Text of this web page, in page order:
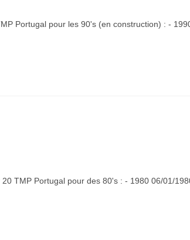
Portugal pour les 90's (en construction) : -
TMP Portugal pour des 80's : - 1980 06/01/